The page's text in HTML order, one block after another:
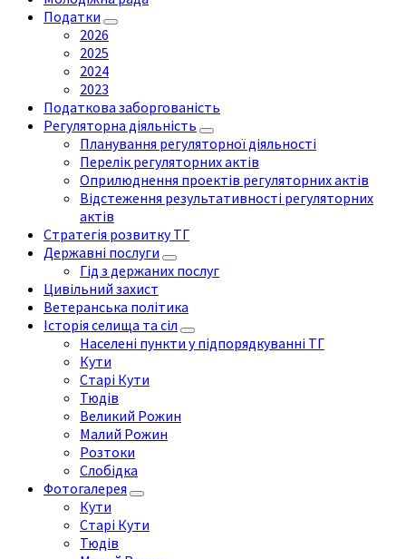
Податки
2026
2025
2024
2023
Податкова заборгованість
Регуляторна діяльність
Планування регуляторної діяльності
Перелік регуляторних актів
Оприлюднення проектів регуляторних актів
Відстеження результативності регуляторних
актів
Стратегія розвитку ТГ
Державні послуги
Гід з держаних послуг
Цивільний захист
Ветеранська політика
Історія селища та сіл
Населені пункти у підпорядкуванні ТГ
Кути
Старі Кути
Тюдів
Великий Рожин
Малий Рожин
Розтоки
Слобідка
Фотогалерея
Кути
Старі Кути
Тюдів